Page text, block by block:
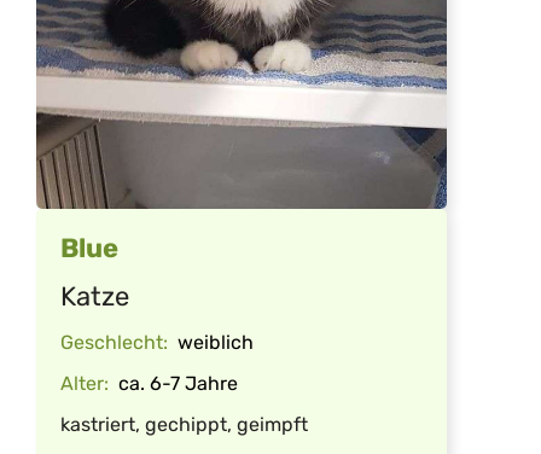
Blue
Katze
Geschlecht: weiblich
Alter: ca. 6-7 Jahre
kastriert, gechippt, geimpft